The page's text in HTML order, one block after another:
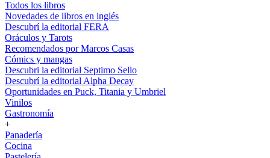
Todos los libros
Novedades de libros en inglés
Descubrí la editorial FERA
Oráculos y Tarots
Recomendados por Marcos Casas
Cómics y mangas
Descubri la editorial Septimo Sello
Descubrí la editorial Alpha Decay
Oportunidades en Puck, Titania y Umbriel
Vinilos
Gastronomía
+
Panadería
Cocina